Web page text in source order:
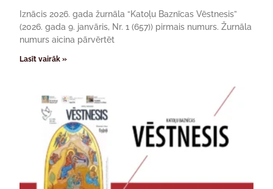
Iznācis 2026. gada žurnāla “Katoļu Baznīcas Vēstnesis”
(2026. gada 9. janvāris, Nr. 1 (657)) pirmais numurs. Žurnāla
numurs aicina pārvērtēt
Lasīt vairāk »